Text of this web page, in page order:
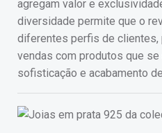
agregam valor e
diversidade permite que o
diferentes perfis de clientes,
vendas com produtos que
sofisticação e acabamento